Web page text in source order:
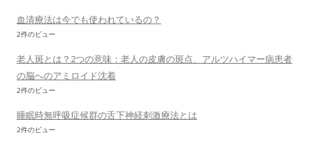
血清療法は今でも使われているの？
2件のビュー
老人斑とは？2つの意味：老人の皮膚の斑点、アルツハイマー病患者
の脳へのアミロイド沈着
2件のビュー
睡眠時無呼吸症候群の舌下神経刺激療法とは
2件のビュー